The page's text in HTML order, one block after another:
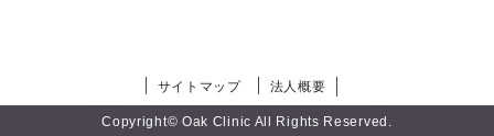
サイトマップ 法人概要
Copyright© Oak Clinic All Rights Reserved.